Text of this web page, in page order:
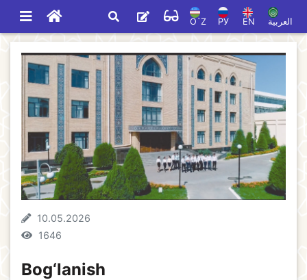
O`Z РУ EN العربية
10.05.2026
1646
Bog‘lanish